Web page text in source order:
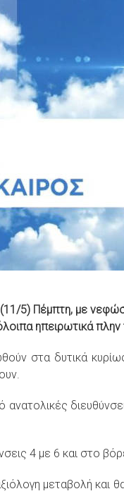
5) Πέμπτη, με
ηπειρωτικά
στα δυτικά
4 με 6 και στο
μεταβολή και